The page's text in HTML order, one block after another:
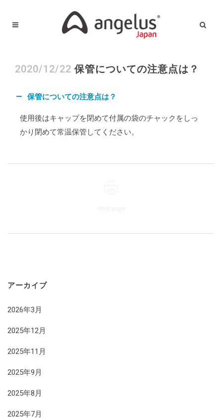
2020/12/22 保管についての注意点は？
A 保管についての注意点は？
使用後はキャップを閉めて付属の袋のチャックをしっ
かり閉めて常温保管してください。
アーカイブ
2026年3月
2025年12月
2025年11月
2025年9月
2025年8月
2025年7月